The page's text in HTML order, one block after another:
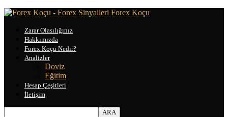
Forex Koçu
Zarar Olasılığınız
Hakkımızda
Forex Koçu Nedir?
Analizler
Doviz
Eğitim
Hesap Çeşitleri
İletişim